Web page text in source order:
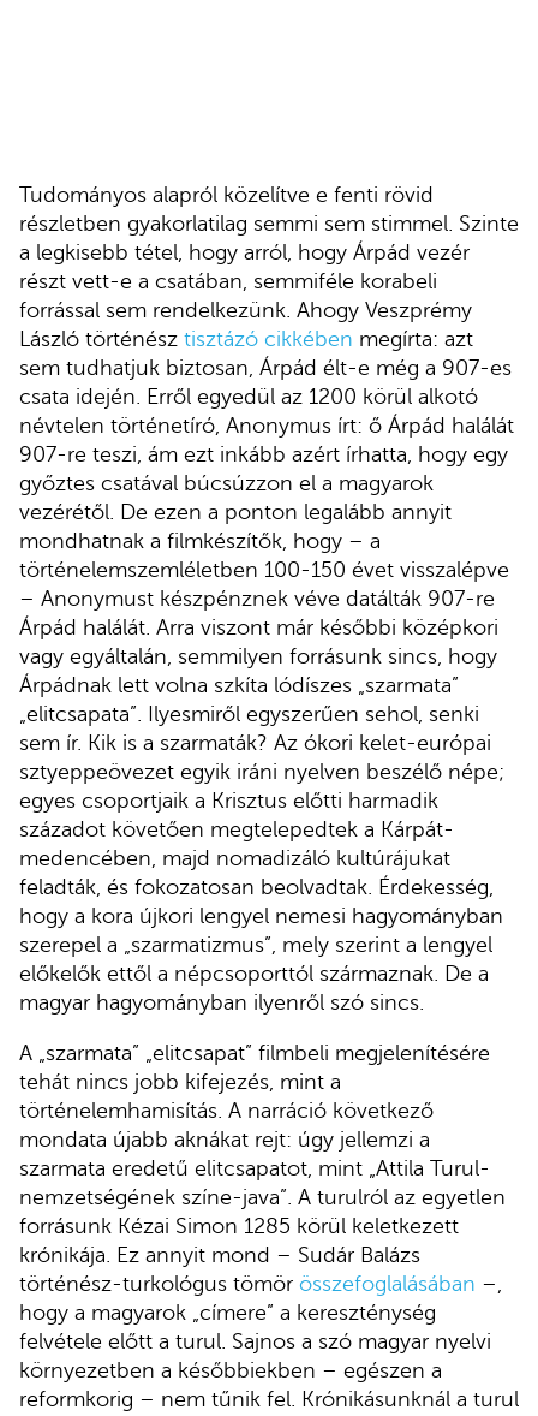
Tudományos alapról közelítve e fenti rövid
részletben gyakorlatilag semmi sem stimmel. Szinte
a legkisebb tétel, hogy arról, hogy Árpád vezér
részt vett-e a csatában, semmiféle korabeli
forrással sem rendelkezünk. Ahogy Veszprémy
László történész tisztázó cikkében megírta: azt
sem tudhatjuk biztosan, Árpád élt-e még a 907-es
csata idején. Erről egyedül az 1200 körül alkotó
névtelen történetíró, Anonymus írt: ő Árpád halálát
907-re teszi, ám ezt inkább azért írhatta, hogy egy
győztes csatával búcsúzzon el a magyarok
vezérétől. De ezen a ponton legalább annyit
mondhatnak a filmkészítők, hogy – a
történelemszemléletben 100-150 évet visszalépve
– Anonymust készpénznek véve datálták 907-re
Árpád halálát. Arra viszont már későbbi középkori
vagy egyáltalán, semmilyen forrásunk sincs, hogy
Árpádnak lett volna szkíta lódíszes „szarmata”
„elitcsapata”. Ilyesmiről egyszerűen sehol, senki
sem ír. Kik is a szarmaták? Az ókori kelet-európai
sztyeppeövezet egyik iráni nyelven beszélő népe;
egyes csoportjaik a Krisztus előtti harmadik
századot követően megtelepedtek a Kárpát-
medencében, majd nomadizáló kultúrájukat
feladták, és fokozatosan beolvadtak. Érdekesség,
hogy a kora újkori lengyel nemesi hagyományban
szerepel a „szarmatizmus”, mely szerint a lengyel
előkelők ettől a népcsoporttól származnak. De a
magyar hagyományban ilyenről szó sincs.
A „szarmata” „elitcsapat” filmbeli megjelenítésére
tehát nincs jobb kifejezés, mint a
történelemhamisítás. A narráció következő
mondata újabb aknákat rejt: úgy jellemzi a
szarmata eredetű elitcsapatot, mint „Attila Turul-
nemzetségének színe-java”. A turulról az egyetlen
forrásunk Kézai Simon 1285 körül keletkezett
krónikája. Ez annyit mond – Sudár Balázs
történész-turkológus tömör összefoglalásában –,
hogy a magyarok „címere” a kereszténység
felvétele előtt a turul. Sajnos a szó magyar nyelvi
környezetben a későbbiekben – egészen a
reformkorig – nem tűnik fel. Krónikásunknál a turul